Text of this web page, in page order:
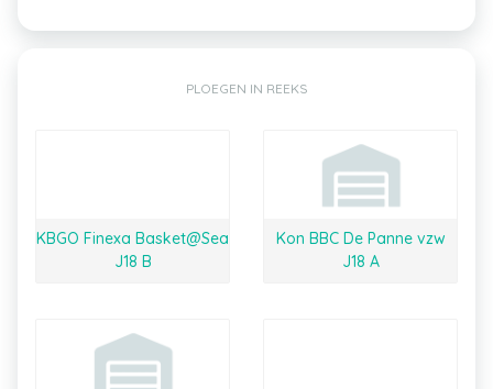
PLOEGEN IN REEKS
KBGO Finexa Basket@Sea
J18 B
Kon BBC De Panne vzw
J18 A